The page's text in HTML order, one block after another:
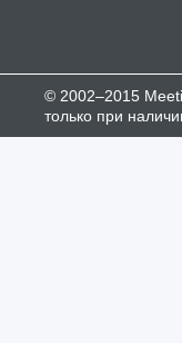
© 2002–2015
только при